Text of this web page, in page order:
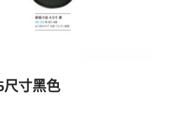
尺寸黑色